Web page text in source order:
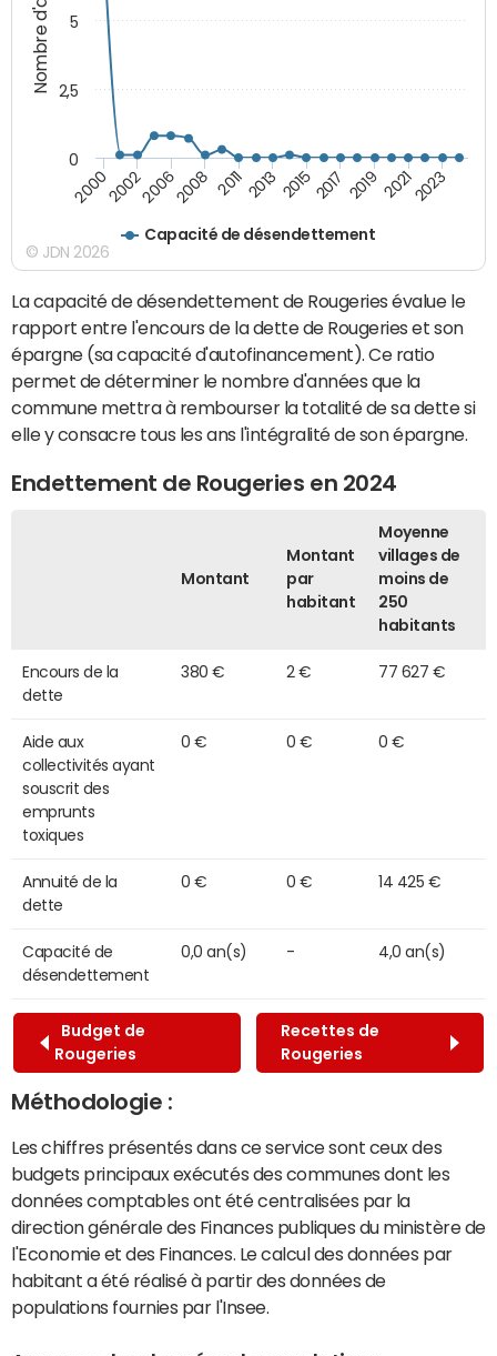
Capacité de désendettement
2000200220062008 2011 2013 20152017 2019 20212023
0
2,5
5
© JDN 2026
La capacité de désendettement de Rougeries évalue le
rapport entre l'encours de la dette de Rougeries et son
épargne (sa capacité d'autofinancement). Ce ratio
permet de déterminer le nombre d'années que la
commune mettra à rembourser la totalité de sa dette si
elle y consacre tous les ans l'intégralité de son épargne.
Endettement de Rougeries en 2024
Montant
Montant
par
habitant
Moyenne
villages de
moins de
250
habitants
Encours de la
dette
380 € 2 € 77 627 €
Aide aux
collectivités ayant
souscrit des
emprunts
toxiques
0 € 0 € 0 €
Annuité de la
dette
0 € 0 € 14 425 €
Capacité de
désendettement
0,0 an(s) - 4,0 an(s)
Budget de
Rougeries
Recettes de
Rougeries
Méthodologie :
Les chiffres présentés dans ce service sont ceux des
budgets principaux exécutés des communes dont les
données comptables ont été centralisées par la
direction générale des Finances publiques du ministère de
l'Economie et des Finances. Le calcul des données par
habitant a été réalisé à partir des données de
populations fournies par l'Insee.